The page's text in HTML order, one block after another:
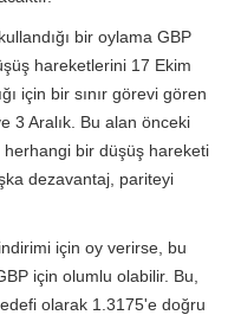
bir oylama GBP
hareketlerini 17 Ekim
için bir sınır görevi gören
3 Aralık. Bu alan önceki
bir düşüş hareketi
dezavantaj, pariteyi
için oy verirse, bu
için olumlu olabilir. Bu,
olarak 1.3175'e doğru